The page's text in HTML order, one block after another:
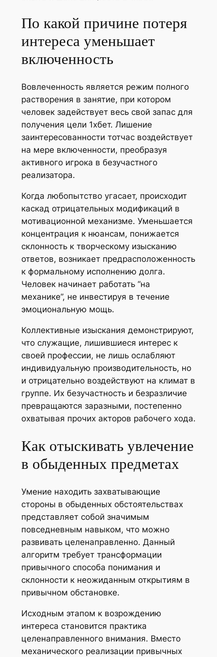
По какой причине потеря
интереса уменьшает
включенность
Вовлеченность является режим полного
растворения в занятие, при котором
человек задействует весь свой запас для
получения цели 1хбет. Лишение
заинтересованности тотчас воздействует
на мере включенности, преобразуя
активного игрока в безучастного
реализатора.
Когда любопытство угасает, происходит
каскад отрицательных модификаций в
мотивационной механизме. Уменьшается
концентрация к нюансам, понижается
склонность к творческому изысканию
ответов, возникает предрасположенность
к формальному исполнению долга.
Человек начинает работать “на
механике”, не инвестируя в течение
эмоциональную мощь.
Коллективные изыскания демонстрируют,
что служащие, лишившиеся интерес к
своей профессии, не лишь ослабляют
индивидуальную производительность, но
и отрицательно воздействуют на климат в
группе. Их безучастность и безразличие
превращаются заразными, постепенно
охватывая прочих акторов рабочего хода.
Как отыскивать увлечение
в обыденных предметах
Умение находить захватывающие
стороны в обыденных обстоятельствах
представляет собой значимым
повседневным навыком, что можно
развивать целенаправленно. Данный
алгоритм требует трансформации
привычного способа понимания и
склонности к неожиданным открытиям в
привычном обстановке.
Исходным этапом к возрождению
интереса становится практика
целенаправленного внимания. Вместо
механического реализации привычных